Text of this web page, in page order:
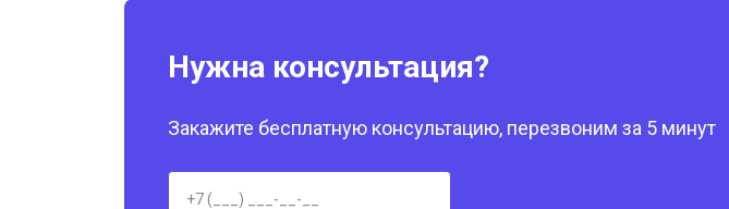
Нужна консультация?
Закажите бесплатную консультацию, перезвоним за 5 минут